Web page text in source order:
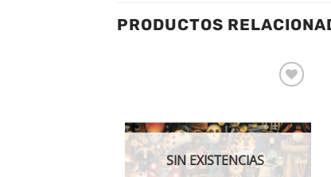
PRODUCTOS
lista de
deseos
SIN EXISTENCIAS